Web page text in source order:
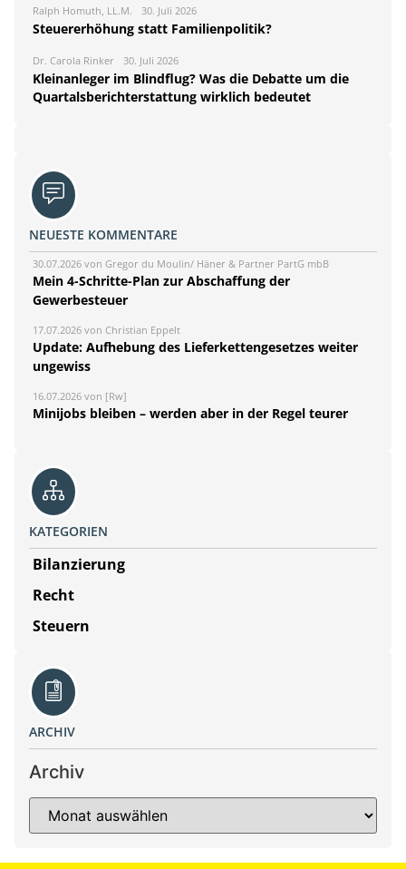
Ralph Homuth, LL.M. 30. Juli 2026
Steuererhöhung statt Familienpolitik?
Dr. Carola Rinker 30. Juli 2026
Kleinanleger im Blindflug? Was die Debatte um die
Quartalsberichterstattung wirklich bedeutet
NEUESTE KOMMENTARE
30.07.2026 von Gregor du Moulin/ Häner & Partner PartG mbB
Mein 4-Schritte-Plan zur Abschaffung der
Gewerbesteuer
17.07.2026 von Christian Eppelt
Update: Aufhebung des Lieferkettengesetzes weiter
ungewiss
16.07.2026 von [Rw]
Minijobs bleiben – werden aber in der Regel teurer
KATEGORIEN
Bilanzierung
Recht
Steuern
ARCHIV
Archiv